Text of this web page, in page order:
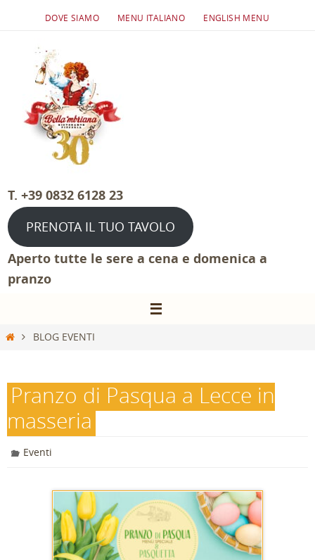
contenuto
DOVE SIAMO MENU ITALIANO ENGLISH MENU
T. +39 0832 6128 23
PRENOTA IL TUO TAVOLO
Aperto tutte le sere a cena e domenica a
pranzo
HomeBLOG EVENTI
Pranzo di Pasqua a Lecce in
masseria
Eventi